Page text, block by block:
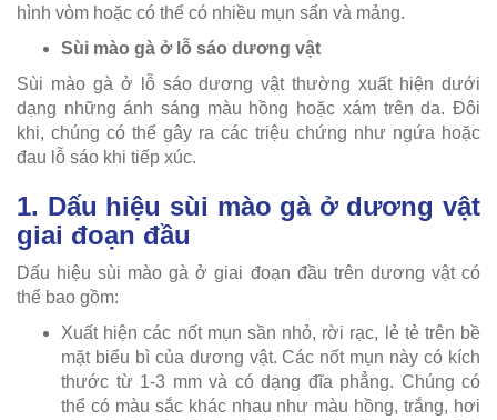
hình vòm hoặc có thể có nhiều mụn sẩn và mảng.
Sùi mào gà ở lỗ sáo dương vật
Sùi mào gà ở lỗ sáo dương vật thường xuất hiện dưới
dạng những ánh sáng màu hồng hoặc xám trên da. Đôi
khi, chúng có thể gây ra các triệu chứng như ngứa hoặc
đau lỗ sáo khi tiếp xúc.
1. Dấu hiệu sùi mào gà ở dương vật
giai đoạn đầu
Dấu hiệu sùi mào gà ở giai đoạn đầu trên dương vật có
thể bao gồm:
Xuất hiện các nốt mụn sần nhỏ, rời rạc, lẻ tẻ trên bề
mặt biểu bì của dương vật. Các nốt mụn này có kích
thước từ 1-3 mm và có dạng đĩa phẳng. Chúng có
thể có màu sắc khác nhau như màu hồng, trắng, hơi